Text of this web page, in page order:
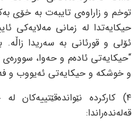
توخم و زاراوه‌ی تایبه‌ت به‌ خۆی
حیکایه‌تدا له‌ زمانی مه‌لایه‌کی
ئۆلی و قورئانی به‌ سه‌ریدا زاڵه‌.
“حیکایه‌تی ئاده‌م و حه‌وا، سووره‌ی
و خوشکه‌ و حیکایه‌تی ئه‌یووب و
٤) کارکرده‌
قه‌له‌نده‌راندا: